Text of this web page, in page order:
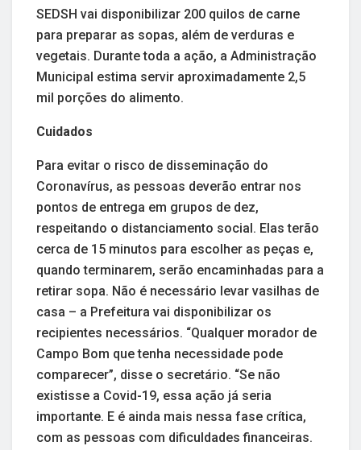
SEDSH vai disponibilizar 200 quilos de carne
para preparar as sopas, além de verduras e
vegetais. Durante toda a ação, a Administração
Municipal estima servir aproximadamente 2,5
mil porções do alimento.
Cuidados
Para evitar o risco de disseminação do
Coronavírus, as pessoas deverão entrar nos
pontos de entrega em grupos de dez,
respeitando o distanciamento social. Elas terão
cerca de 15 minutos para escolher as peças e,
quando terminarem, serão encaminhadas para a
retirar sopa. Não é necessário levar vasilhas de
casa – a Prefeitura vai disponibilizar os
recipientes necessários. “Qualquer morador de
Campo Bom que tenha necessidade pode
comparecer”, disse o secretário. “Se não
existisse a Covid-19, essa ação já seria
importante. E é ainda mais nessa fase crítica,
com as pessoas com dificuldades financeiras.